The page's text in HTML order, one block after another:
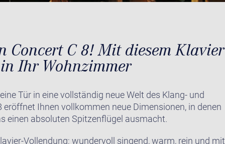
Concert C 8! Mit diesem Klavier
Ihr Wohnzimmer
Tür in eine vollständig neue Welt des Klang- und
Ihnen vollkommen neue Dimensionen, in denen
einen absoluten Spitzenflügel ausmacht.
Vollendung: wundervoll singend, warm, rein und mit